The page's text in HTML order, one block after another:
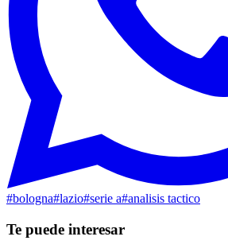
#bologna#lazio#serie a#analisis tactico
Te puede interesar